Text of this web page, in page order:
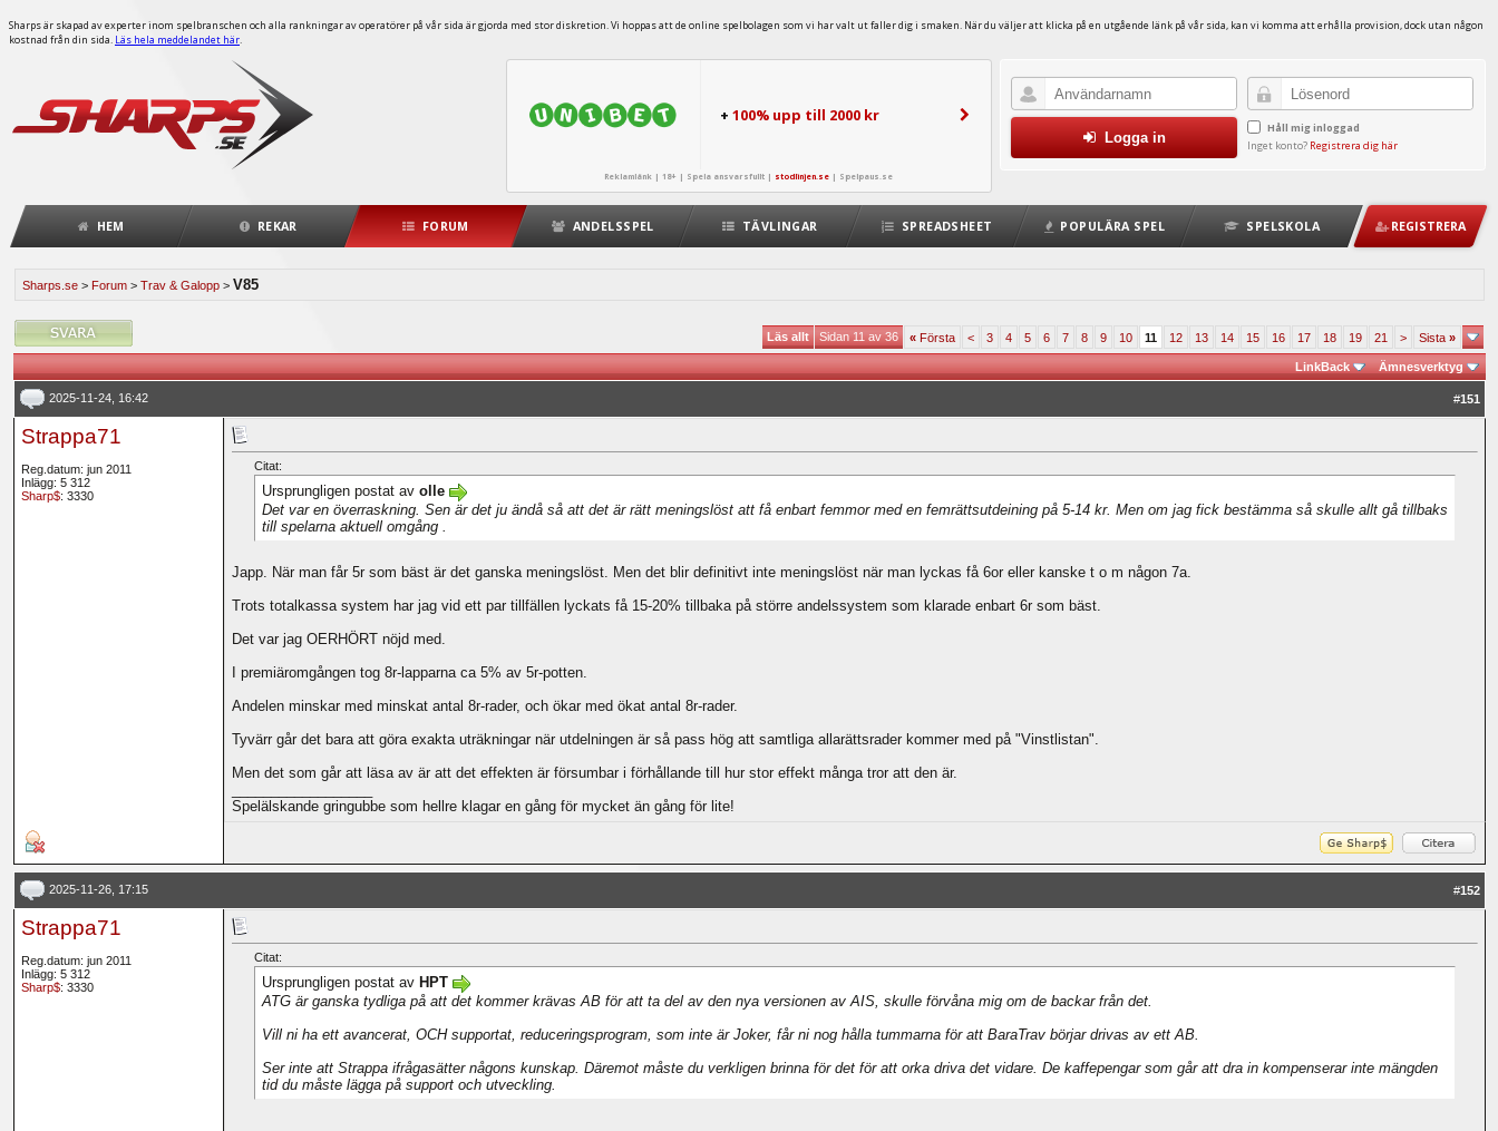
Sharps är skapad av experter inom spelbranschen och alla rankningar av operatörer på vår sida är gjorda med stor diskretion. Vi hoppas att de online spelbolagen som vi har valt ut faller dig i smaken. När du väljer att klicka på en utgående länk på vår sida, kan vi komma att erhålla provision, dock utan någon
kostnad från din sida. Läs hela meddelandet här.
+ 100% upp till 2000 kr
Reklamlänk | 18+ | Spela ansvarsfullt | stodlinjen.se | Spelpaus.se
Håll mig inloggad
Inget konto? Registrera dig här
Logga in
HEM REKAR FORUM ANDELSSPEL TÄVLINGAR SPREADSHEET POPULÄRA SPEL SPELSKOLA REGISTRERA
Sharps.se > Forum > Trav & Galopp > V85
Läs allt Sidan 11 av 36 « Första < 3 4 5 6 7 8 9 10 11 12 13 14 15 16 17 18 19 21 > Sista»
LinkBack Ämnesverktyg
2025-11-24, 16:42 #151
Strappa71
Reg.datum: jun 2011
Inlägg: 5 312
Sharp$: 3330
Citat:
Ursprungligen postat av olle
Det var en överraskning. Sen är det ju ändå så att det är rätt meningslöst att få enbart femmor med en femrättsutdeining på 5-14 kr. Men om jag fick bestämma så skulle allt gå tillbaks
till spelarna aktuell omgång .
Japp. När man får 5r som bäst är det ganska meningslöst. Men det blir definitivt inte meningslöst när man lyckas få 6or eller kanske t o m någon 7a.
Trots totalkassa system har jag vid ett par tillfällen lyckats få 15-20% tillbaka på större andelssystem som klarade enbart 6r som bäst.
Det var jag OERHÖRT nöjd med.
I premiäromgången tog 8r-lapparna ca 5% av 5r-potten.
Andelen minskar med minskat antal 8r-rader, och ökar med ökat antal 8r-rader.
Tyvärr går det bara att göra exakta uträkningar när utdelningen är så pass hög att samtliga allarättsrader kommer med på "Vinstlistan".
Men det som går att läsa av är att det effekten är försumbar i förhållande till hur stor effekt många tror att den är.
Spelälskande gringubbe som hellre klagar en gång för mycket än gång för lite!
2025-11-26, 17:15 #152
Strappa71
Reg.datum: jun 2011
Inlägg: 5 312
Sharp$: 3330
Citat:
Ursprungligen postat av HPT
ATG är ganska tydliga på att det kommer krävas AB för att ta del av den nya versionen av AIS, skulle förvåna mig om de backar från det.
Vill ni ha ett avancerat, OCH supportat, reduceringsprogram, som inte är Joker, får ni nog hålla tummarna för att BaraTrav börjar drivas av ett AB.
Ser inte att Strappa ifrågasätter någons kunskap. Däremot måste du verkligen brinna för det för att orka driva det vidare. De kaffepengar som går att dra in kompenserar inte mängden
tid du måste lägga på support och utveckling.